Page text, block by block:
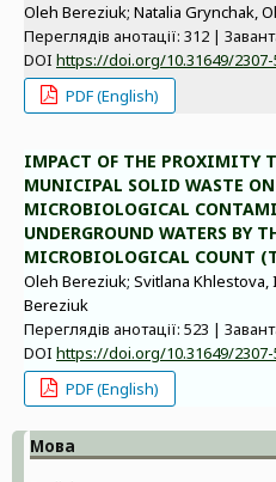
Oleh Bereziuk; Natalia Grynchak,
Переглядів анотації: 312 |
DOI https://doi.org/10.31649/2307-
PDF (English)
IMPACT OF THE PROXIMITY
MUNICIPAL SOLID WASTE ON
MICROBIOLOGICAL
UNDERGROUND WATERS BY
MICROBIOLOGICAL COUNT
Oleh Bereziuk; Svitlana Khlestova,
Bereziuk
Переглядів анотації: 523 |
DOI https://doi.org/10.31649/2307-
PDF (English)
Мова